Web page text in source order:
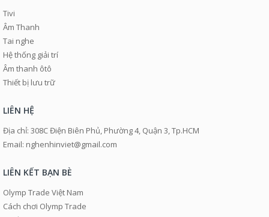
Tivi
Âm Thanh
Tai nghe
Hệ thống giải trí
Âm thanh ôtô
Thiết bị lưu trữ
LIÊN HỆ
Địa chỉ: 308C Điện Biên Phủ, Phường 4, Quận 3, Tp.HCM
Email: nghenhinviet@gmail.com
LIÊN KẾT BẠN BÈ
Olymp Trade Việt Nam
Cách chơi Olymp Trade